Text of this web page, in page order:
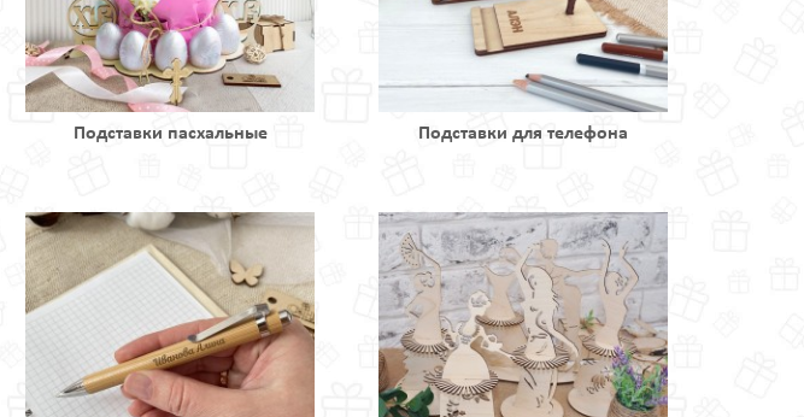
Подставки пасхальные Подставки для телефона